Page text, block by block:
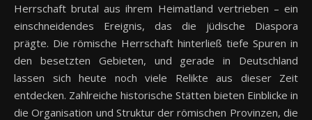
Herrschaft brutal aus ihrem Heimatland vertrieben – ein
einschneidendes Ereignis, das die jüdische Diaspora
prägte. Die römische Herrschaft hinterließ tiefe Spuren in
den besetzten Gebieten, und gerade in Deutschland
lassen sich heute noch viele Relikte aus dieser Zeit
entdecken. Zahlreiche historische Stätten bieten Einblicke in
die Organisation und Struktur der römischen Provinzen, die